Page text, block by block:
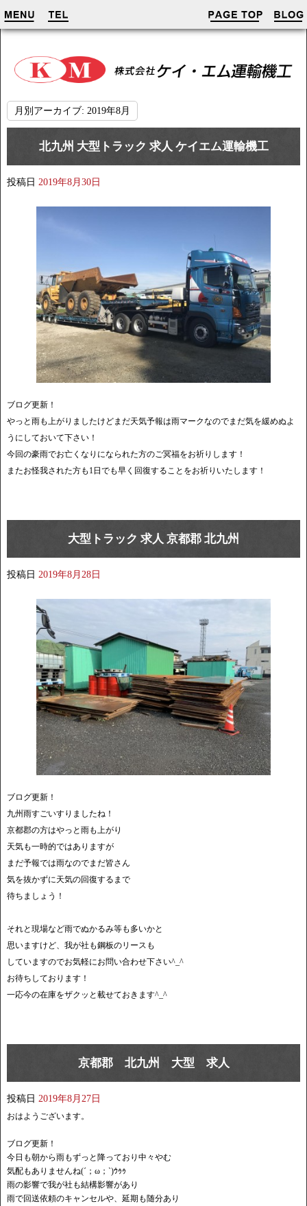
月別アーカイブ: 2019年8月
北九州 大型トラック 求人 ケイエム運輸機工
投稿日 2019年8月30日
ブログ更新！
やっと雨も上がりましたけどまだ天気予報は雨マークなのでまだ気を緩めぬよ
うにしておいて下さい！
今回の豪雨でお亡くなりになられた方のご冥福をお祈りします！
またお怪我された方も1日でも早く回復することをお祈りいたします！
大型トラック 求人 京都郡 北九州
投稿日 2019年8月28日
ブログ更新！
九州雨すごいすりましたね！
京都郡の方はやっと雨も上がり
天気も一時的ではありますが
まだ予報では雨なのでまだ皆さん
気を抜かずに天気の回復するまで
待ちましょう！
それと現場など雨でぬかるみ等も多いかと
思いますけど、我が社も鋼板のリースも
していますのでお気軽にお問い合わせ下さい^_^
お待ちしております！
一応今の在庫をザクッと載せておきます^_^
京都郡 北九州 大型 求人
投稿日 2019年8月27日
おはようございます。
ブログ更新！
今日も朝から雨もずっと降っており中々やむ
気配もありませんね(´；ω；`)ｳｩｩ
雨の影響で我が社も結構影響があり
雨で回送依頼のキャンセルや、延期も随分あり